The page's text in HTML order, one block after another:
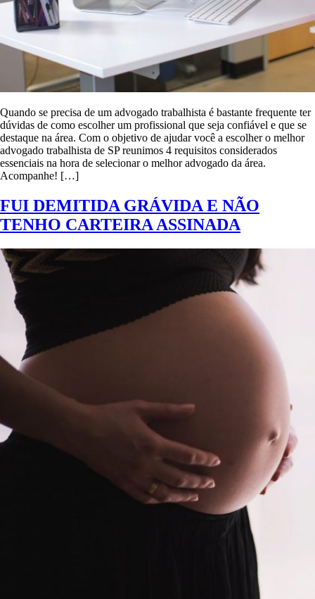
Quando se precisa de um advogado trabalhista é bastante frequente ter
dúvidas de como escolher um profissional que seja confiável e que se
destaque na área. Com o objetivo de ajudar você a escolher o melhor
advogado trabalhista de SP reunimos 4 requisitos considerados
essenciais na hora de selecionar o melhor advogado da área.
Acompanhe! […]
FUI DEMITIDA GRÁVIDA E NÃO
TENHO CARTEIRA ASSINADA